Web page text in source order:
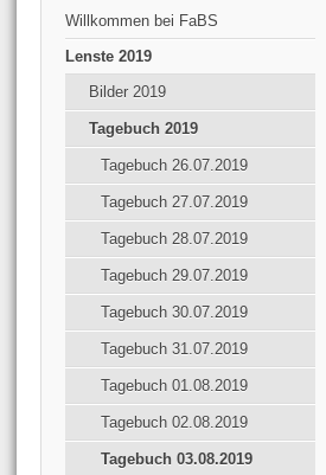
Willkommen bei FaBS
Lenste 2019
Bilder 2019
Tagebuch 2019
Tagebuch 26.07.2019
Tagebuch 27.07.2019
Tagebuch 28.07.2019
Tagebuch 29.07.2019
Tagebuch 30.07.2019
Tagebuch 31.07.2019
Tagebuch 01.08.2019
Tagebuch 02.08.2019
Tagebuch 03.08.2019